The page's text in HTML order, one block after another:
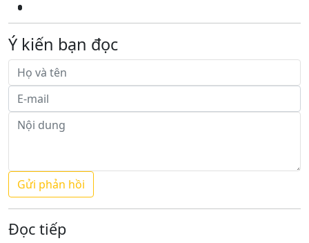
Ý kiến bạn đọc
Đọc tiếp